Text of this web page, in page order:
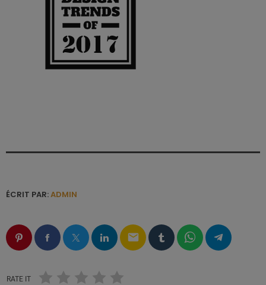
ÉCRIT PAR:ADMIN
email
RATE IT